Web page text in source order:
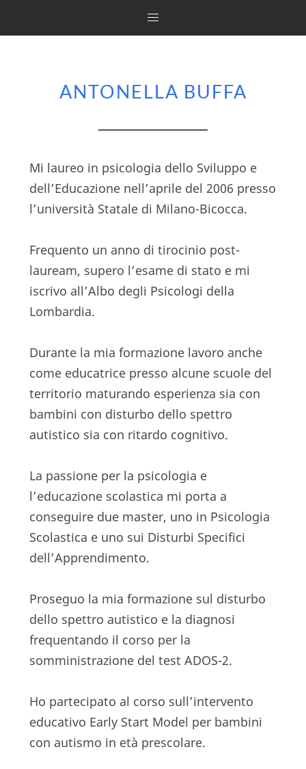
ANTONELLA BUFFA
Mi laureo in psicologia dello Sviluppo e
dell’Educazione nell’aprile del 2006 presso
l’università Statale di Milano-Bicocca.
Frequento un anno di tirocinio post-
lauream, supero l’esame di stato e mi
iscrivo all’Albo degli Psicologi della
Lombardia.
Durante la mia formazione lavoro anche
come educatrice presso alcune scuole del
territorio maturando esperienza sia con
bambini con disturbo dello spettro
autistico sia con ritardo cognitivo.
La passione per la psicologia e
l’educazione scolastica mi porta a
conseguire due master, uno in Psicologia
Scolastica e uno sui Disturbi Specifici
dell’Apprendimento.
Proseguo la mia formazione sul disturbo
dello spettro autistico e la diagnosi
frequentando il corso per la
somministrazione del test ADOS-2.
Ho partecipato al corso sull’intervento
educativo Early Start Model per bambini
con autismo in età prescolare.